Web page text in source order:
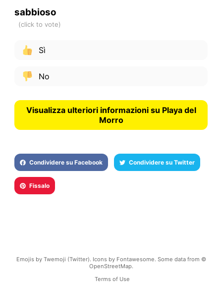
sabbioso
Sì
No
Visualizza ulteriori informazioni su Playa del
Morro
Condividere su Facebook Condividere su Twitter
Fissalo
Emojis by Twemoji (Twitter). Icons by Fontawesome. Some data from ©
OpenStreetMap.
Terms of Use